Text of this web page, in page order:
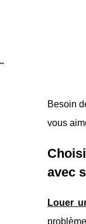
Besoin
vous
avec
Louer